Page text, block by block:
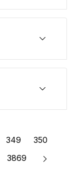
349
350
3869